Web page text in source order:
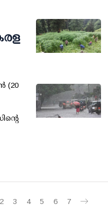
(20
2 3 4 5 6 7